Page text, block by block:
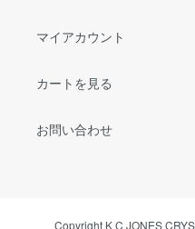
マイアカウント
カートを見る
お問い合わせ
Copyright K C JONES